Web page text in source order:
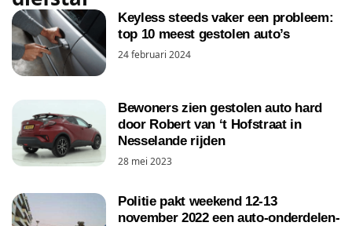
Keyless steeds vaker een probleem:
top 10 meest gestolen auto’s
24 februari 2024
Bewoners zien gestolen auto hard
door Robert van ‘t Hofstraat in
Nesselande rijden
28 mei 2023
Politie pakt weekend 12-13
november 2022 een auto-onderdelen-